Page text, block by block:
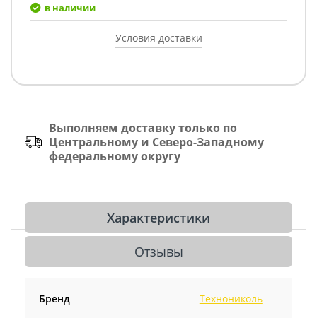
в наличии
Условия доставки
Выполняем доставку только по
Центральному и Северо-Западному
федеральному округу
Характеристики
Отзывы
Бренд Технониколь